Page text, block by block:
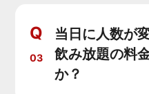
Q
03
当日に人数が
飲み放題の料
か？